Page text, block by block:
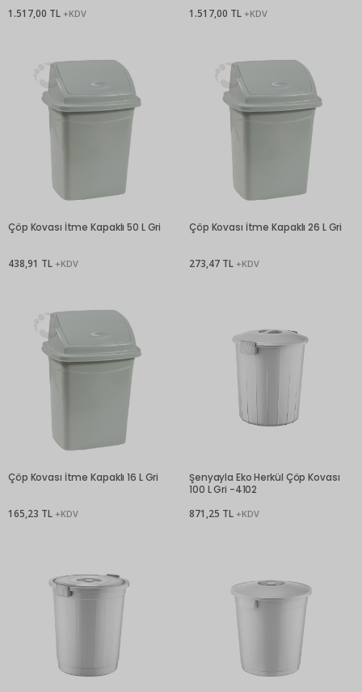
1.517,00 TL +KDV 1.517,00 TL +KDV
Çöp Kovası İtme Kapaklı 50 L Gri
438,91 TL +KDV
Çöp Kovası İtme Kapaklı 26 L Gri
273,47 TL +KDV
Çöp Kovası İtme Kapaklı 16 L Gri
165,23 TL +KDV
Şenyayla Eko Herkül Çöp Kovası
100 L Gri -4102
871,25 TL +KDV